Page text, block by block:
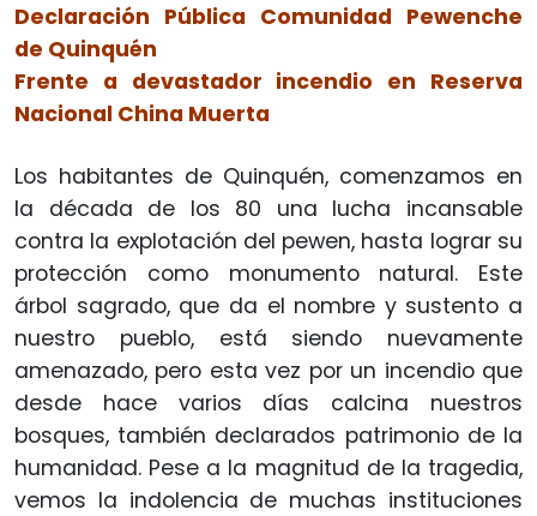
Declaración Pública Comunidad Pewenche
de Quinquén
Frente a devastador incendio en Reserva
Nacional China Muerta
Los habitantes de Quinquén, comenzamos en
la década de los 80 una lucha incansable
contra la explotación del pewen, hasta lograr su
protección como monumento natural. Este
árbol sagrado, que da el nombre y sustento a
nuestro pueblo, está siendo nuevamente
amenazado, pero esta vez por un incendio que
desde hace varios días calcina nuestros
bosques, también declarados patrimonio de la
humanidad. Pese a la magnitud de la tragedia,
vemos la indolencia de muchas instituciones